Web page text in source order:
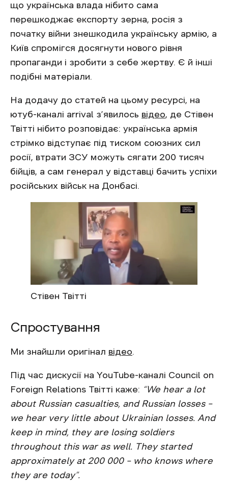
що українська влада нібито сама
перешкоджає експорту зерна, росія з
початку війни знешкодила українську армію, а
Київ спромігся досягнути нового рівня
пропаганди і зробити з себе жертву. Є й інші
подібні матеріали.
На додачу до статей на цьому ресурсі, на
ютуб-каналі arrival з’явилось відео, де Стівен
Твітті нібито розповідає: українська армія
стрімко відступає під тиском союзних сил
росії, втрати ЗСУ можуть сягати 200 тисяч
бійців, а сам генерал у відставці бачить успіхи
російських військ на Донбасі.
Стівен Твітті
Спростування
Ми знайшли оригінал відео.
Під час дискусії на YouTube-каналі Council on
Foreign Relations Твітті каже: “We hear a lot
about Russian casualties, and Russian losses –
we hear very little about Ukrainian losses. And
keep in mind, they are losing soldiers
throughout this war as well. They started
approximately at 200 000 – who knows where
they are today”.